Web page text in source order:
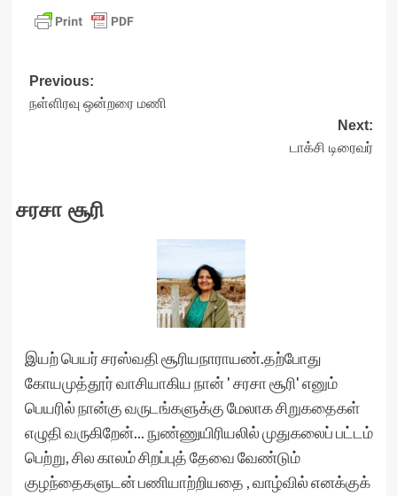
Post
navigation
Previous:
நள்ளிரவு ஒன்றரை மணி
Next:
டாக்சி டிரைவர்
சரசா சூரி
இயற் பெயர் சரஸ்வதி சூரியநாராயண்.தற்போது
கோயமுத்தூர் வாசியாகிய நான் ' சரசா சூரி' எனும்
பெயரில் நான்கு வருடங்களுக்கு மேலாக சிறுகதைகள்
எழுதி வருகிறேன்... நுண்ணுயிரியலில் முதுகலைப் பட்டம்
பெற்று, சில காலம் சிறப்புத் தேவை வேண்டும்
குழந்தைகளுடன் பணியாற்றியதை , வாழ்வில் எனக்குக்